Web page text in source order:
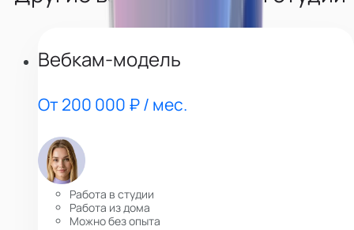
Вебкам-модель
От 200 000 ₽ / мес.
Работа в студии
Работа из дома
Можно без опыта